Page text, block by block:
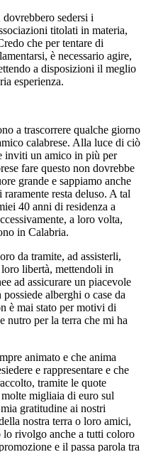
sedersi i
titolati in materia,
che per tentare di
è necessario agire,
a disposizioni il meglio
esperienza.
a trascorrere qualche giorno
calabrese. Alla luce di ciò
inviti un amico in più per
fare questo non dovrebbe
grande e sappiamo anche
resta deluso. A tal
40 anni di residenza a
a loro volta,
in Calabria.
da tramite, ad assisterli,
libertà, mettendoli in
ad assicurare un piacevole
alberghi o case da
è mai stato per motivi di
nutro per la terra che mi ha
animato e che anima
e rappresentare e che
tramite le quote
migliaia di euro sul
gratitudine ai nostri
nostra terra o loro amici,
lo rivolgo anche a tutti coloro
e il passa parola tra